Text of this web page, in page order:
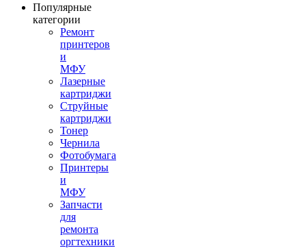
Популярные
категории
Ремонт
принтеров
и
МФУ
Лазерные
картриджи
Струйные
картриджи
Тонер
Чернила
Фотобумага
Принтеры
и
МФУ
Запчасти
для
ремонта
оргтехники